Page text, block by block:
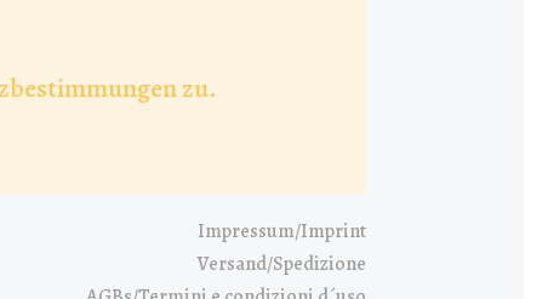
zu.
Impressum/Imprint
Versand/Spedizione